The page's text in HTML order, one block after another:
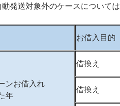
発送対象外のケースについては
お借入目的
ンお借入れ
年
借換え
借換え